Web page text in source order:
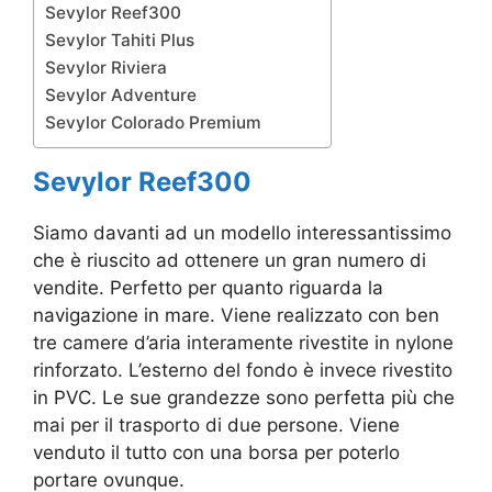
Sevylor Reef300
Sevylor Tahiti Plus
Sevylor Riviera
Sevylor Adventure
Sevylor Colorado Premium
Sevylor Reef300
Siamo davanti ad un modello interessantissimo
che è riuscito ad ottenere un gran numero di
vendite. Perfetto per quanto riguarda la
navigazione in mare. Viene realizzato con ben
tre camere d’aria interamente rivestite in nylone
rinforzato. L’esterno del fondo è invece rivestito
in PVC. Le sue grandezze sono perfetta più che
mai per il trasporto di due persone. Viene
venduto il tutto con una borsa per poterlo
portare ovunque.